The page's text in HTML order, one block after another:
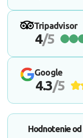
Tripadvisor
4/5
Google
4.3/5
Hodnotenie od